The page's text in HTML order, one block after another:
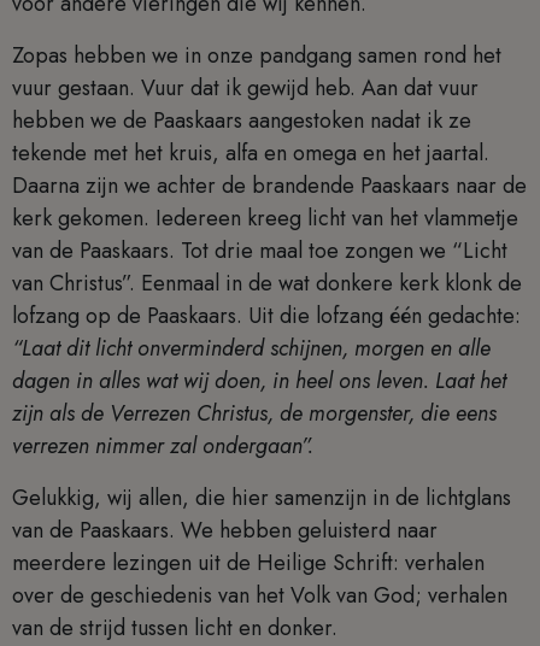
Zopas hebben we in onze pandgang samen rond het
vuur gestaan. Vuur dat ik gewijd heb. Aan dat vuur
hebben we de Paaskaars aangestoken nadat ik ze
tekende met het kruis, alfa en omega en het jaartal.
Daarna zijn we achter de brandende Paaskaars naar de
kerk gekomen. Iedereen kreeg licht van het vlammetje
van de Paaskaars. Tot drie maal toe zongen we “Licht
van Christus”. Eenmaal in de wat donkere kerk klonk de
lofzang op de Paaskaars. Uit die lofzang één gedachte:
“Laat dit licht onverminderd schijnen, morgen en alle
dagen in alles wat wij doen, in heel ons leven. Laat het
zijn als de Verrezen Christus, de morgenster, die eens
verrezen nimmer zal ondergaan”.
Gelukkig, wij allen, die hier samenzijn in de lichtglans
van de Paaskaars. We hebben geluisterd naar
meerdere lezingen uit de Heilige Schrift: verhalen
over de geschiedenis van het Volk van God; verhalen
van de strijd tussen licht en donker.